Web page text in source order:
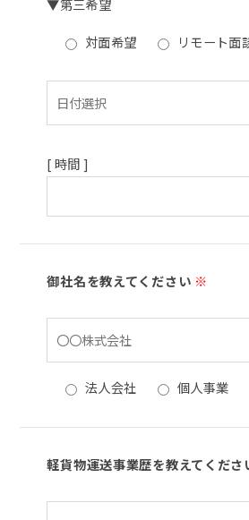
▼第三希望
対面希望 リモート面
[ 時間 ]
御社名を教えてください ※
法人会社 個人事業
軽貨物運送事業歴を教えてくださ